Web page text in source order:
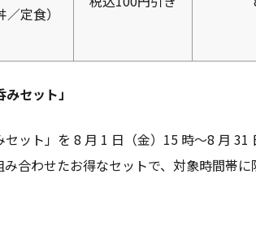
定食）
セット」
ット」を 8 月 1 日（金）15 時～8 月 31
合わせたお得なセットで、対象時間帯